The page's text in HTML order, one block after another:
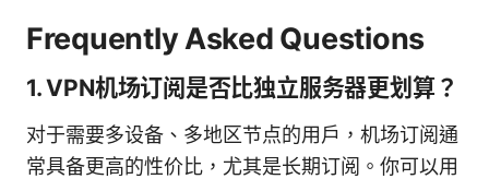
Frequently Asked Questions
1. VPN机场订阅是否比独立服务器更划算？
对于需要多设备、多地区节点的用户，机场订阅通
常具备更高的性价比，尤其是长期订阅。你可以用